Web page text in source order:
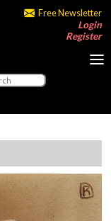
Free Newsletter
Login
Register